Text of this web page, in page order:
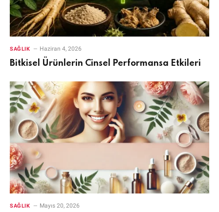
SAĞLIK Haziran 4, 2026
Bitkisel Ürünlerin Cinsel Performansa Etkileri
SAĞLIK Mayıs 20, 2026